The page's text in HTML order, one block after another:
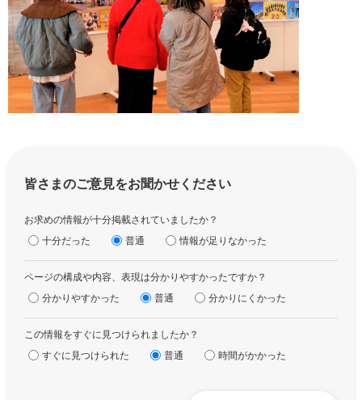
皆さまのご意見をお聞かせください
お求めの情報が十分掲載されていましたか？
十分だった
普通 情報が足りなかった
ページの構成や内容、表現は分かりやすかったですか？
分かりやすかった
普通 分かりにくかった
この情報をすぐに見つけられましたか？
すぐに見つけられた
普通 時間がかかった